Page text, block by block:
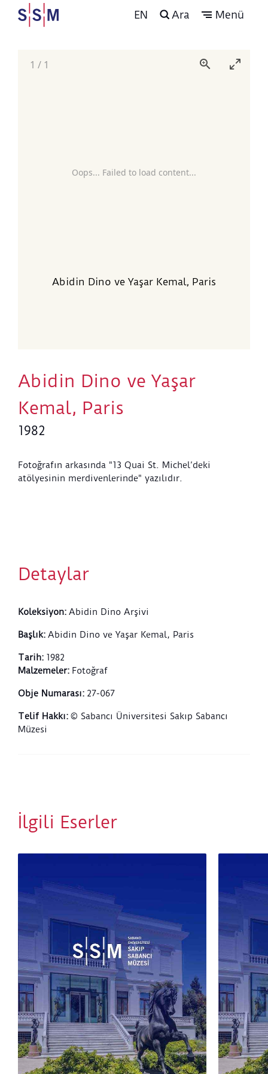
EN Ara Menü
Oops... Failed to load content...
1 / 1
Abidin Dino ve Yaşar Kemal, Paris
Abidin Dino ve Yaşar
Kemal, Paris
1982
Fotoğrafın arkasında "13 Quai St. Michel’deki
atölyesinin merdivenlerinde" yazılıdır.
Detaylar
Koleksiyon: Abidin Dino Arşivi
Başlık: Abidin Dino ve Yaşar Kemal, Paris
Tarih: 1982
Malzemeler: Fotoğraf
Obje Numarası: 27-067
Telif Hakkı: © Sabancı Üniversitesi Sakıp Sabancı
Müzesi
İlgili Eserler